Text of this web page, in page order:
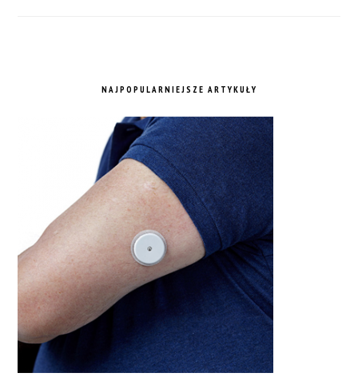
NAJPOPULARNIEJSZE ARTYKUŁY